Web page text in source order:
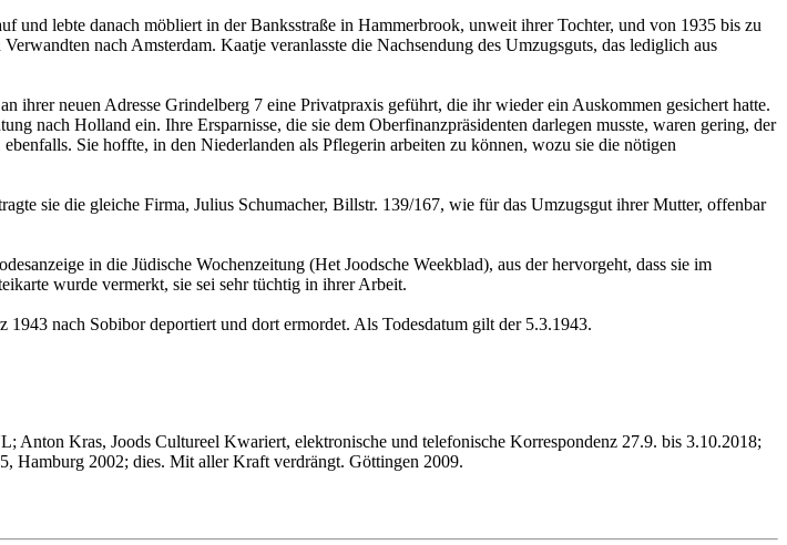
lebte danach möbliert in der Banksstraße in Hammerbrook, unweit ihrer Tochter, und von 1935 bis zu
nach Amsterdam. Kaatje veranlasste die Nachsendung des Umzugsguts, das lediglich aus
neuen Adresse Grindelberg 7 eine Privatpraxis geführt, die ihr wieder ein Auskommen gesichert hatte.
nach Holland ein. Ihre Ersparnisse, die sie dem Oberfinanzpräsidenten darlegen musste, waren gering, der
Sie hoffte, in den Niederlanden als Pflegerin arbeiten zu können, wozu sie die nötigen
sie die gleiche Firma, Julius Schumacher, Billstr. 139/167, wie für das Umzugsgut ihrer Mutter, offenbar
in die Jüdische Wochenzeitung (Het Joodsche Weekblad), aus der hervorgeht, dass sie im
wurde vermerkt, sie sei sehr tüchtig in ihrer Arbeit.
nach Sobibor deportiert und dort ermordet. Als Todesdatum gilt der 5.3.1943.
Kras, Joods Cultureel Kwariert, elektronische und telefonische Korrespondenz 27.9. bis 3.10.2018;
Hamburg 2002; dies. Mit aller Kraft verdrängt. Göttingen 2009.